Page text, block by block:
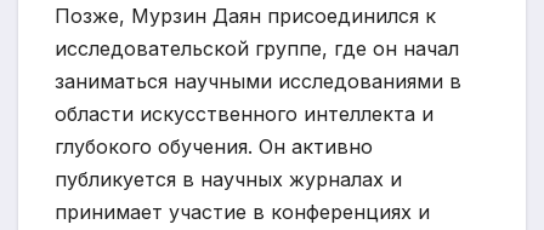
Позже, Мурзин Даян присоединился к
исследовательской группе, где он начал
заниматься научными исследованиями в
области искусственного интеллекта и
глубокого обучения. Он активно
публикуется в научных журналах и
принимает участие в конференциях и